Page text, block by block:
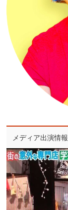
メディア出演情報